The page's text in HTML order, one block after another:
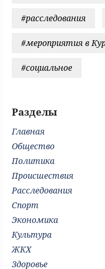
#расследования
#мероприятия в
#социальное
Разделы
Главная
Общество
Политика
Происшествия
Расследования
Спорт
Экономика
Культура
ЖКХ
Здоровье